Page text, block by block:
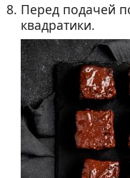
Перед подачей
квадратики.